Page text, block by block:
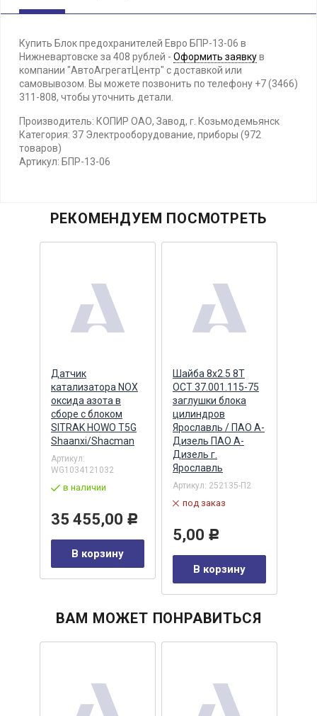
Купить Блок предохранителей Евро БПР-13-06 в
Нижневартовске за 408 рублей - Оформить заявкув
компании "АвтоАгрегатЦентр" с доставкой или
самовывозом. Вы можете позвонить по телефону +7 (3466)
311-808, чтобы уточнить детали.
Производитель: КОПИР ОАО, Завод, г. Козьмодемьянск
Категория: 37 Электрооборудование, приборы (972
товаров)
Артикул: БПР-13-06
РЕКОМЕНДУЕМ ПОСМОТРЕТЬ
Датчик
катализатора NOX
оксида азота в
сборе с блоком
SITRAK HOWO T5G
Shaanxi/Shacman
Артикул:
WG1034121032
в наличии
35 455,00 Р
В корзину
Шайба 8х2.5 8Т
ОСТ 37.001.115-75
заглушки блока
цилиндров
Ярославль / ПАО А-
Дизель ПАО А-
Дизель г.
Ярославль
Артикул: 252135-П2
под заказ
5,00 Р
В корзину
ВАМ МОЖЕТ ПОНРАВИТЬСЯ